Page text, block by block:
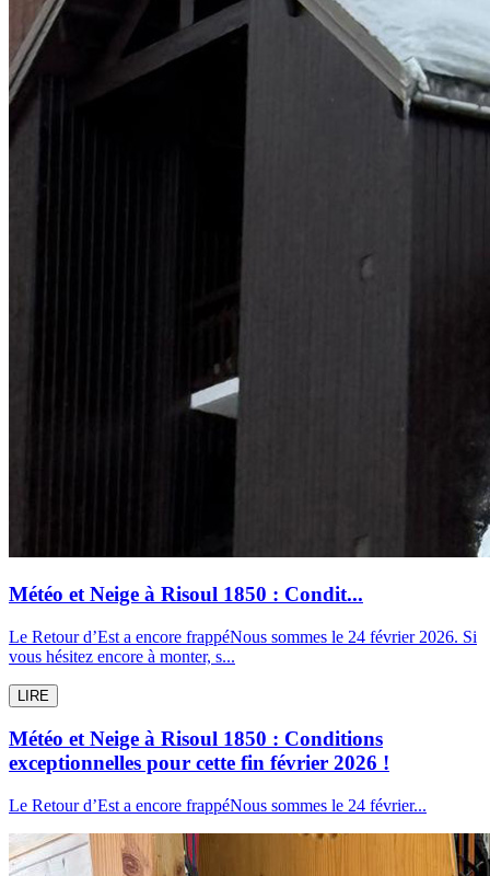
Météo et Neige à Risoul 1850 : Condit...
Le Retour d’Est a encore frappéNous sommes le 24 février 2026. Si
vous hésitez encore à monter, s...
LIRE
Météo et Neige à Risoul 1850 : Conditions
exceptionnelles pour cette fin février 2026 !
Le Retour d’Est a encore frappéNous sommes le 24 février...